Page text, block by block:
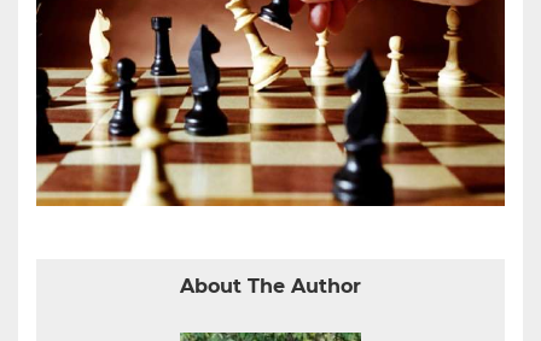
About The Author